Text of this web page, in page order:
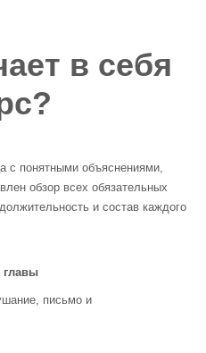
в себя
с понятными объяснениями,
обзор всех обязательных
и состав каждого
письмо и